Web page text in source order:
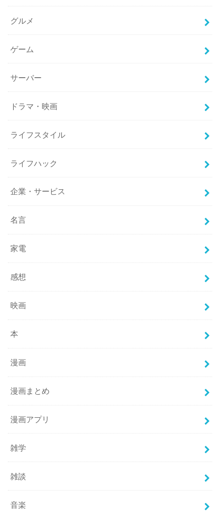
グルメ
ゲーム
サーバー
ドラマ・映画
ライフスタイル
ライフハック
企業・サービス
名言
家電
感想
映画
本
漫画
漫画まとめ
漫画アプリ
雑学
雑談
音楽